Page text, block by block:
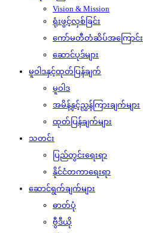
Vision & Mission
ရုံးဖွင့်လှစ်ခြင်း
ကော်မတီတံဆိပ်အကြောင်း
ဆောင်ပုဒ်များ
မူဝါဒနှင့်ထုတ်ပြန်ချက်
မူဝါဒ
အမိန့်နှင့်ညွှန်ကြားချက်များ
ထုတ်ပြန်ချက်များ
သတင်း
ပြည်တွင်းရေးရာ
နိုင်ငံတကာရေးရာ
ဆောင်ရွက်ချက်များ
ဓာတ်ပုံ
ဗွီဒီယို